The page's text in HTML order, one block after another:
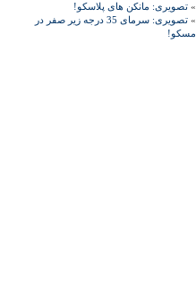
» تصویری: مانکن های پلاسکو!
»
تصویری: سرمای 35 درجه زیر صفر در
مسکو!